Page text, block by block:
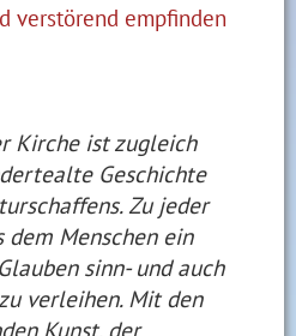
verstörend empfinden
Kirche ist zugleich
Geschichte
Zu jeder
Menschen ein
sinn- und auch
verleihen. Mit den
Kunst, der